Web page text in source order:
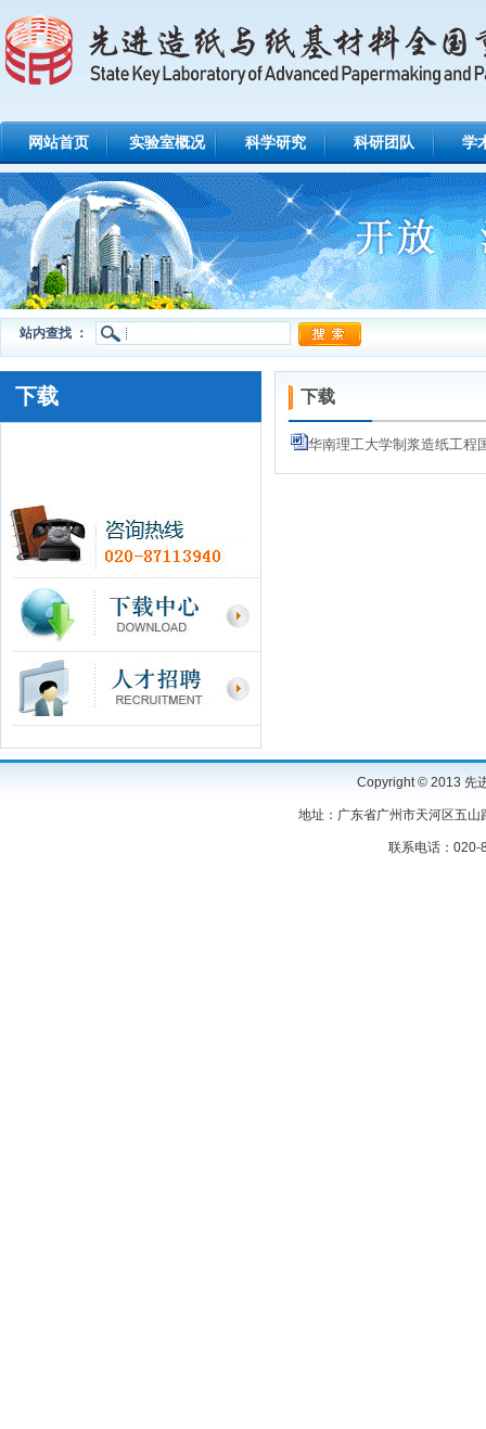
网站首页 实验室概况 科学研究 科研团队 学
站内查找 ：
下载 下载
华南理工大学制浆造纸工程
Copyright © 2013 先
地址：广东省广州市天河区五
联系电话：020-